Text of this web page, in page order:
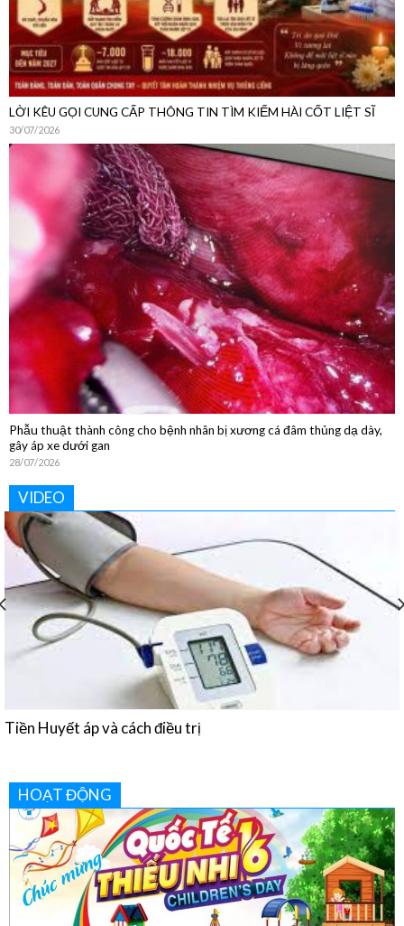
LỜI KÊU GỌI CUNG CẤP THÔNG TIN TÌM KIẾM HÀI CỐT LIỆT SĨ
30/07/2026
Phẫu thuật thành công cho bệnh nhân bị xương cá đâm thủng dạ dày,
gây áp xe dưới gan
28/07/2026
VIDEO
Chế độ ăn của người bệnh Đái tháo đường
HOẠT ĐỘNG